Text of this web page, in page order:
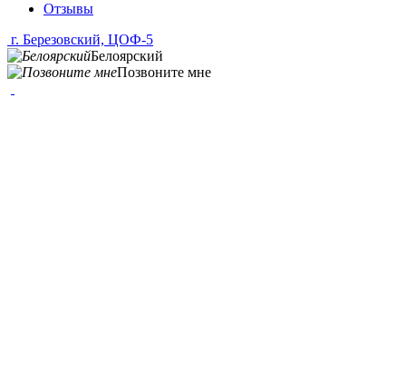
Отзывы
г. Березовский, ЦОФ-5
Белоярский
Позвоните мне